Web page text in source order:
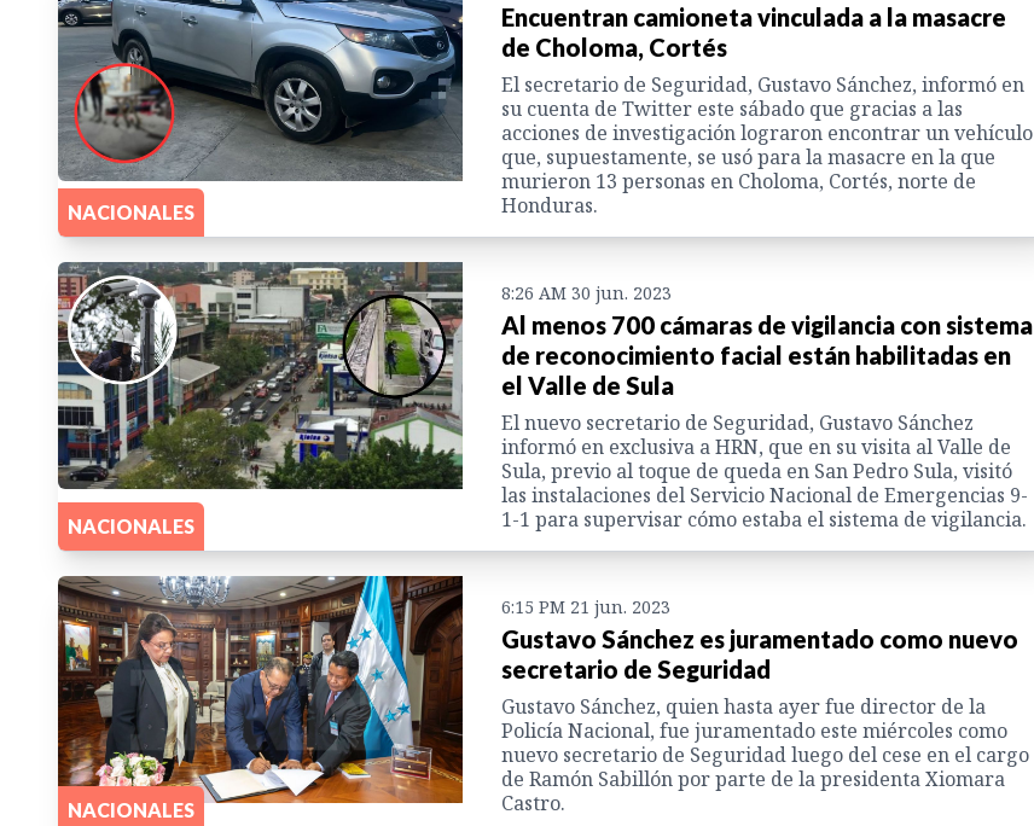
NACIONALES
Encuentran camioneta vinculada a la masacre
de Choloma, Cortés
El secretario de Seguridad, Gustavo Sánchez, informó en
su cuenta de Twitter este sábado que gracias a las
acciones de investigación lograron encontrar un vehículo
que, supuestamente, se usó para la masacre en la que
murieron 13 personas en Choloma, Cortés, norte de
Honduras.
NACIONALES
8:26 AM 30 jun. 2023
Al menos 700 cámaras de vigilancia con sistema
de reconocimiento facial están habilitadas en
el Valle de Sula
El nuevo secretario de Seguridad, Gustavo Sánchez
informó en exclusiva a HRN, que en su visita al Valle de
Sula, previo al toque de queda en San Pedro Sula, visitó
las instalaciones del Servicio Nacional de Emergencias 9-
1-1 para supervisar cómo estaba el sistema de vigilancia.
NACIONALES
6:15 PM 21 jun. 2023
Gustavo Sánchez es juramentado como nuevo
secretario de Seguridad
Gustavo Sánchez, quien hasta ayer fue director de la
Policía Nacional, fue juramentado este miércoles como
nuevo secretario de Seguridad luego del cese en el cargo
de Ramón Sabillón por parte de la presidenta Xiomara
Castro.